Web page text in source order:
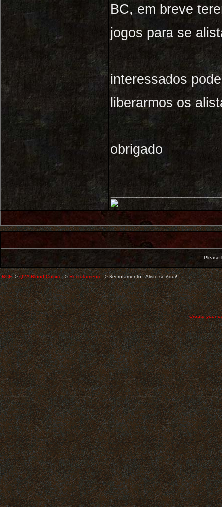
BC, em breve
jogos para se
interessados
liberarmos os
obrigado
Please
BCF->Q2A Blood Culture->Recrutamento->Recrutamento - Aliste-se Aqui!
Create your